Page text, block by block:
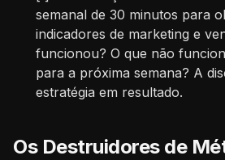
semanal de 30 minutos para
indicadores de marketing e
funcionou? O que não
para a próxima semana? A
estratégia em resultado.
Os Destruidores de